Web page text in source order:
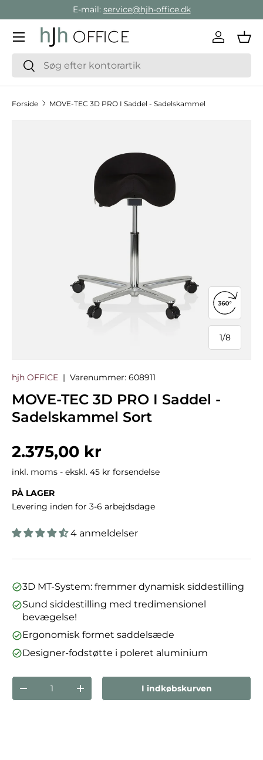
Gå direkte til indholdet
E-mail: service@hjh-office.dk
SøgSøg
Log ind
Menu
Forside MOVE-TEC 3D PRO I Saddel - Sadelskammel
1/
af
8
Åbn
hjh OFFICE | Varenummer: 608911
MOVE-TEC 3D PRO I Saddel -
Sadelskammel Sort
Normalpris
2.375,00 kr
inkl. moms - ekskl. 45 kr forsendelse
PÅ LAGER
Levering inden for 3-6 arbejdsdage
4 anmeldelser
3D MT-System: fremmer dynamisk siddestilling
Sund siddestilling med tredimensionel
bevægelse!
Ergonomisk formet saddelsæde
Designer-fodstøtte i poleret aluminium
Antal
Reducer mængdenForøg mængdenI indkøbskurven